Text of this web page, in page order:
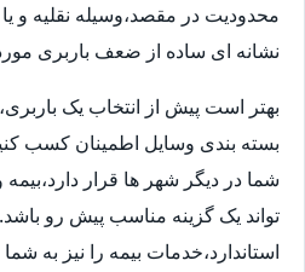
محدودیت در مقصد،وسیله نقلیه و
نشانه ای ساده از ضعف باربری
بهتر است پیش از انتخاب یک
بسته بندی وسایل اطمینان کسب
شما در دیگر شهر ها قرار
تواند یک گزینه مناسب پیش رو
استاندارد،خدمات بیمه را نیز به شما